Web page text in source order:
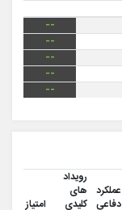
--
--
--
--
--
عملکرد
دفاعی
رویداد
های
کلیدی
امتیاز